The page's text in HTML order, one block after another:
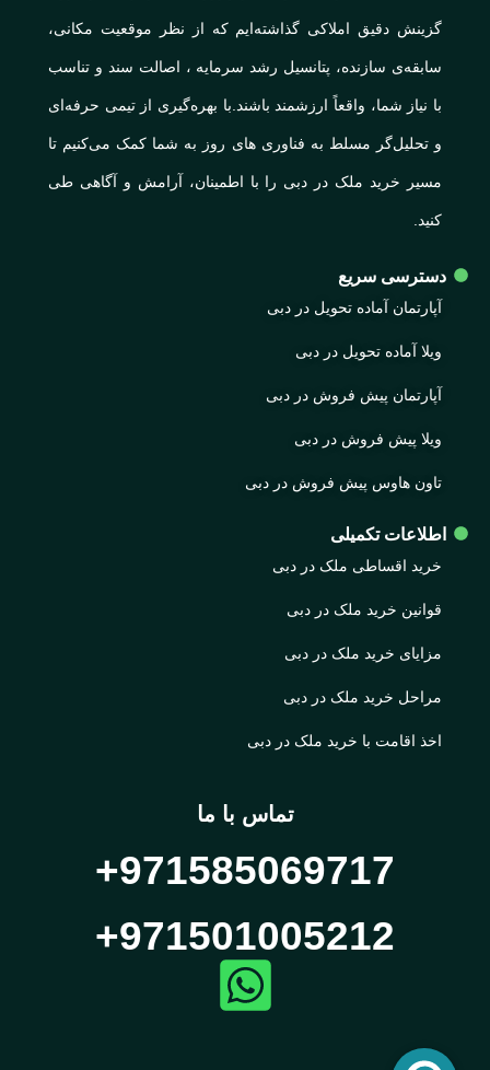
گزینش دقیق املاکی گذاشته‌ایم که از نظر موقعیت مکانی،
سابقه‌ی سازنده، پتانسیل رشد سرمایه ، اصالت سند و تناسب
با نیاز شما، واقعاً ارزشمند باشند.با بهره‌گیری از تیمی حرفه‌ای
و تحلیل‌گر مسلط به فناوری های روز به شما کمک می‌کنیم تا
مسیر خرید ملک در دبی را با اطمینان، آرامش و آگاهی طی
کنید.
دسترسی سریع
آپارتمان آماده تحویل در دبی
ویلا آماده تحویل در دبی
آپارتمان پیش فروش در دبی
ویلا پیش فروش در دبی
تاون هاوس پیش فروش در دبی
اطلاعات تکمیلی
خرید اقساطی ملک در دبی
قوانین خرید ملک در دبی
مزایای خرید ملک در دبی
مراحل خرید ملک در دبی
اخذ اقامت با خرید ملک در دبی
تماس با ما
971585069717+
971501005212+